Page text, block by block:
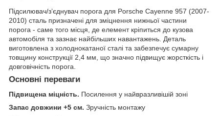
Підсилювач/зʼєднувач порога для Porsche Cayenne 957 (2007-
2010) сталь призначені для зміцнення нижньої частини
порога - саме того місця, де елемент кріпиться до кузова
автомобіля та зазнає найбільших навантажень. Деталь
виготовлена з холоднокатаної сталі та забезпечує сумарну
товщину конструкції 2,4 мм, що значно підвищує жорсткість і
довговічність порога.
Основні переваги
Підвищена міцність. Посилення у найвразливішій зоні
Запас довжини +5 см. Зручність монтажу